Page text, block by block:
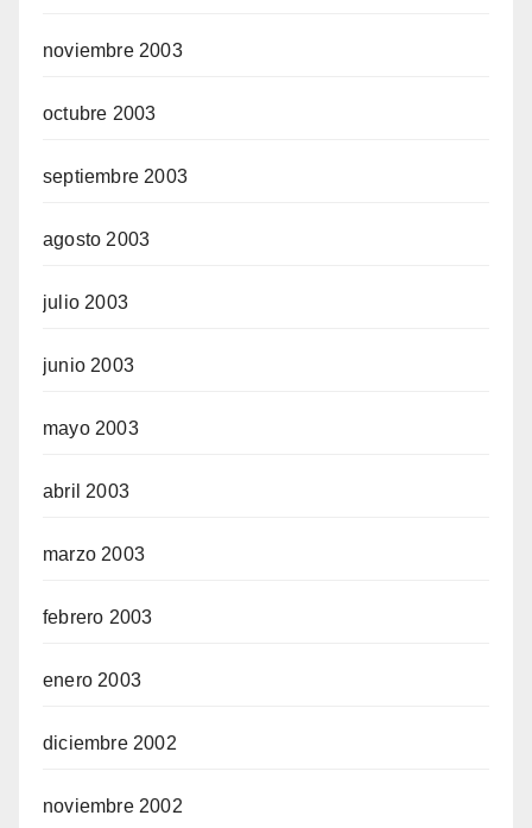
noviembre 2003
octubre 2003
septiembre 2003
agosto 2003
julio 2003
junio 2003
mayo 2003
abril 2003
marzo 2003
febrero 2003
enero 2003
diciembre 2002
noviembre 2002